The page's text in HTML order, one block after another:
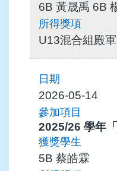
6B 黃晟禹 6B
U13混合組殿軍
2026-05-14
2025/26 學年
5B 蔡皓霖